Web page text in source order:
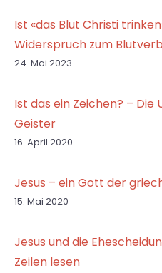
Ist «das Blut Christi
Widerspruch zum
24. Mai 2023
Ist das ein Zeichen? –
Geister
16. April 2020
Jesus – ein Gott der
15. Mai 2020
Jesus und die
Zeilen lesen